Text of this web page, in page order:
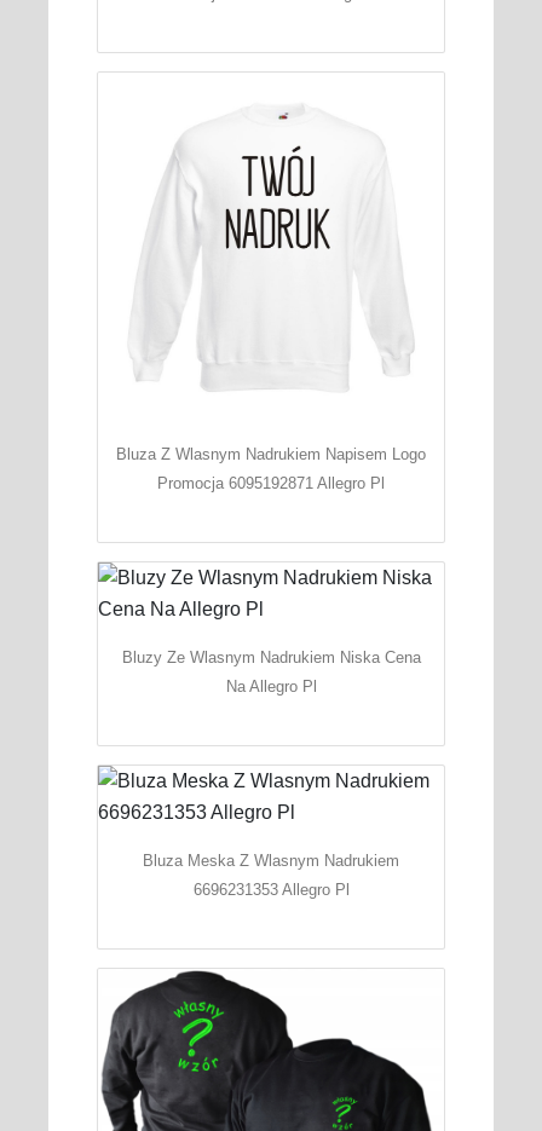
Bluza Z Wlasnym Nadrukiem Napisem Logo
Promocja 6095192871 Allegro Pl
Bluzy Ze Wlasnym Nadrukiem Niska Cena
Na Allegro Pl
Bluza Meska Z Wlasnym Nadrukiem
6696231353 Allegro Pl